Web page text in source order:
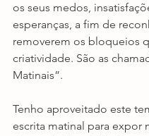
os seus medos,
esperanças, a fim de
removerem os bloqueios
criatividade. São as
Matinais”.
Tenho aproveitado este
escrita matinal para expor